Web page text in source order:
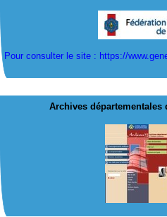
Pour consulter le site : https://
Archives départementales